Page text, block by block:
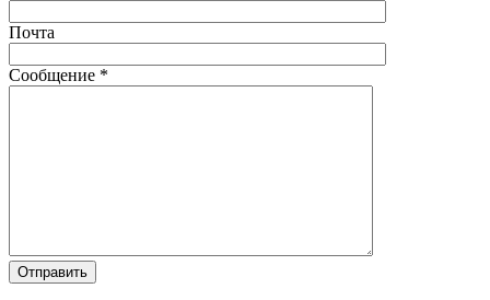
Почта
Сообщение *